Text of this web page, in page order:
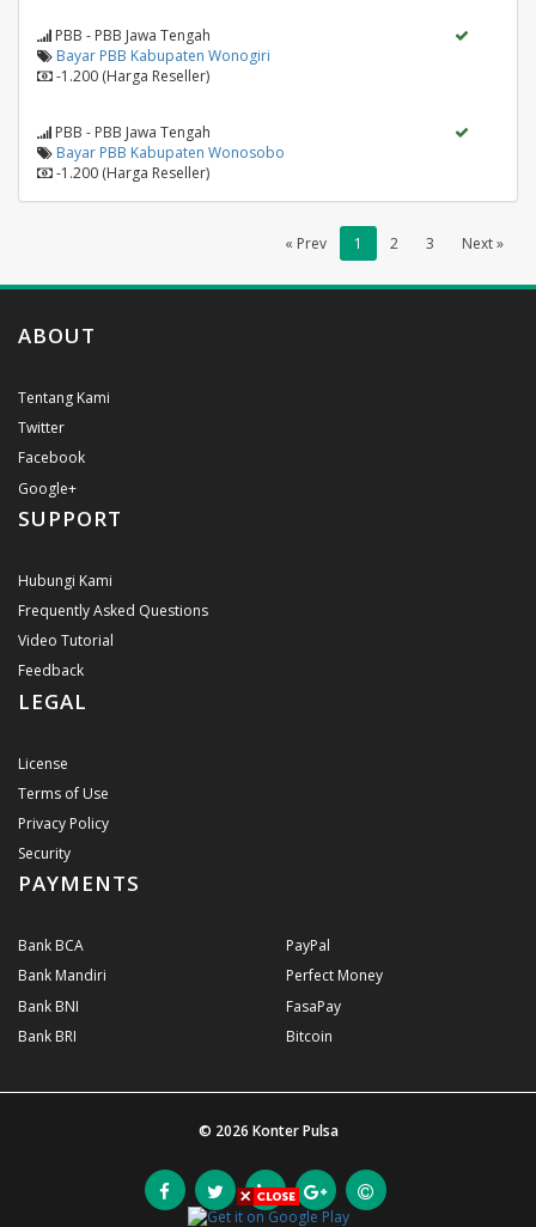
PBB - PBB Jawa Tengah
Bayar PBB Kabupaten Wonogiri
-1.200 (Harga Reseller)
PBB - PBB Jawa Tengah
Bayar PBB Kabupaten Wonosobo
-1.200 (Harga Reseller)
« Prev 1 2 3 Next »
ABOUT
Tentang Kami
Twitter
Facebook
Google+
SUPPORT
Hubungi Kami
Frequently Asked Questions
Video Tutorial
Feedback
LEGAL
License
Terms of Use
Privacy Policy
Security
PAYMENTS
Bank BCA
Bank Mandiri
Bank BNI
Bank BRI
PayPal
Perfect Money
FasaPay
Bitcoin
© 2026 Konter Pulsa